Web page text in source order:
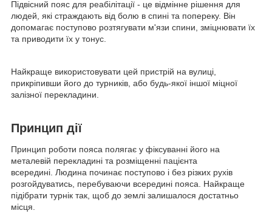
Підвісний пояс для реабілітації - це відмінне рішення для
людей, які страждають від болю в спині та попереку. Він
допомагає поступово розтягувати м'язи спини, зміцнювати їх
та приводити їх у тонус.
Найкраще використовувати цей пристрій на вулиці,
прикріпивши його до турників, або будь-якої іншої міцної
залізної перекладини.
Принцип дії
Принцип роботи пояса полягає у фіксуванні його на
металевій перекладині та розміщенні пацієнта
всередині. Людина починає поступово і без різких рухів
розгойдуватись, перебуваючи всередині пояса. Найкраще
підібрати турнік так, щоб до землі залишалося достатньо
місця.